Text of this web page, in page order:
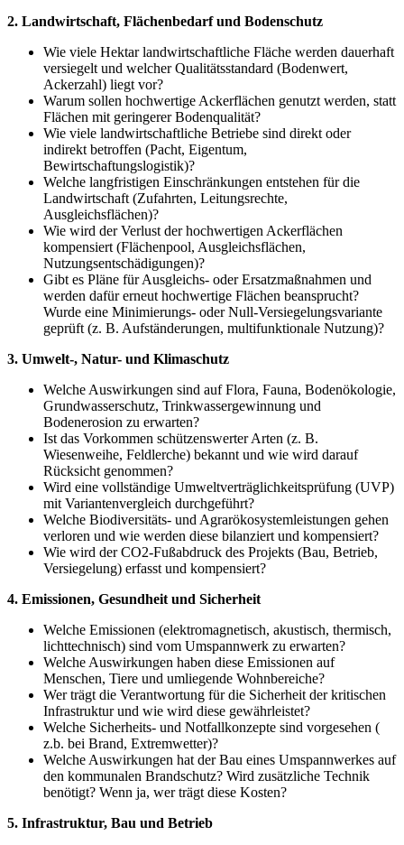
2. Landwirtschaft, Flächenbedarf und Bodenschutz
Wie viele Hektar landwirtschaftliche Fläche werden dauerhaft
versiegelt und welcher Qualitätsstandard (Bodenwert,
Ackerzahl) liegt vor?
Warum sollen hochwertige Ackerflächen genutzt werden, statt
Flächen mit geringerer Bodenqualität?
Wie viele landwirtschaftliche Betriebe sind direkt oder
indirekt betroffen (Pacht, Eigentum,
Bewirtschaftungslogistik)?
Welche langfristigen Einschränkungen entstehen für die
Landwirtschaft (Zufahrten, Leitungsrechte,
Ausgleichsflächen)?
Wie wird der Verlust der hochwertigen Ackerflächen
kompensiert (Flächenpool, Ausgleichsflächen,
Nutzungsentschädigungen)?
Gibt es Pläne für Ausgleichs- oder Ersatzmaßnahmen und
werden dafür erneut hochwertige Flächen beansprucht?
Wurde eine Minimierungs- oder Null-Versiegelungsvariante
geprüft (z. B. Aufständerungen, multifunktionale Nutzung)?
3. Umwelt-, Natur- und Klimaschutz
Welche Auswirkungen sind auf Flora, Fauna, Bodenökologie,
Grundwasserschutz, Trinkwassergewinnung und
Bodenerosion zu erwarten?
Ist das Vorkommen schützenswerter Arten (z. B.
Wiesenweihe, Feldlerche) bekannt und wie wird darauf
Rücksicht genommen?
Wird eine vollständige Umweltverträglichkeitsprüfung (UVP)
mit Variantenvergleich durchgeführt?
Welche Biodiversitäts- und Agrarökosystemleistungen gehen
verloren und wie werden diese bilanziert und kompensiert?
Wie wird der CO2-Fußabdruck des Projekts (Bau, Betrieb,
Versiegelung) erfasst und kompensiert?
4. Emissionen, Gesundheit und Sicherheit
Welche Emissionen (elektromagnetisch, akustisch, thermisch,
lichttechnisch) sind vom Umspannwerk zu erwarten?
Welche Auswirkungen haben diese Emissionen auf
Menschen, Tiere und umliegende Wohnbereiche?
Wer trägt die Verantwortung für die Sicherheit der kritischen
Infrastruktur und wie wird diese gewährleistet?
Welche Sicherheits- und Notfallkonzepte sind vorgesehen (
z.b. bei Brand, Extremwetter)?
Welche Auswirkungen hat der Bau eines Umspannwerkes auf
den kommunalen Brandschutz? Wird zusätzliche Technik
benötigt? Wenn ja, wer trägt diese Kosten?
5. Infrastruktur, Bau und Betrieb